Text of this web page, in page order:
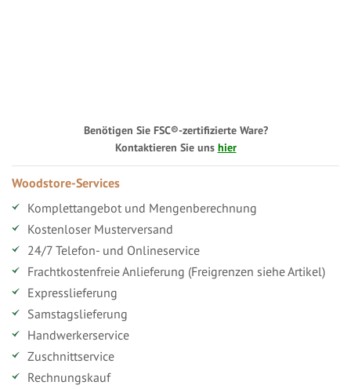
Benötigen Sie FSC®-zertifizierte Ware?
Kontaktieren Sie uns hier
Woodstore-Services
Komplettangebot und Mengenberechnung
Kostenloser Musterversand
24/7 Telefon- und Onlineservice
Frachtkostenfreie Anlieferung (Freigrenzen siehe Artikel)
Expresslieferung
Samstagslieferung
Handwerkerservice
Zuschnittservice
Rechnungskauf